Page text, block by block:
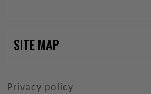
SITE MAP
VOET
Privacy policy